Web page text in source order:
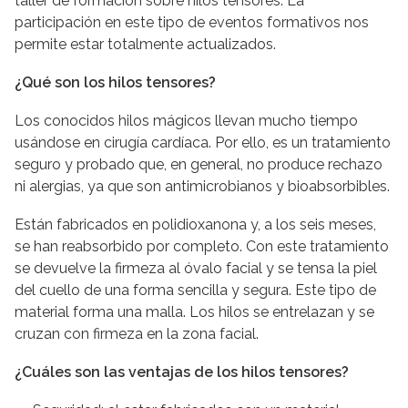
participación en este tipo de eventos formativos nos
permite estar totalmente actualizados.
¿Qué son los hilos tensores?
Los conocidos hilos mágicos llevan mucho tiempo
usándose en cirugía cardíaca. Por ello, es un tratamiento
seguro y probado que, en general, no produce rechazo
ni alergias, ya que son antimicrobianos y bioabsorbibles.
Están fabricados en polidioxanona y, a los seis meses,
se han reabsorbido por completo. Con este tratamiento
se devuelve la firmeza al óvalo facial y se tensa la piel
del cuello de una forma sencilla y segura. Este tipo de
material forma una malla. Los hilos se entrelazan y se
cruzan con firmeza en la zona facial.
¿Cuáles son las ventajas de los hilos tensores?